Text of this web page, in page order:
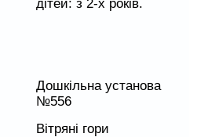
дітей: з 2-х років.
Дошкільна установа
№556
Вітряні гори